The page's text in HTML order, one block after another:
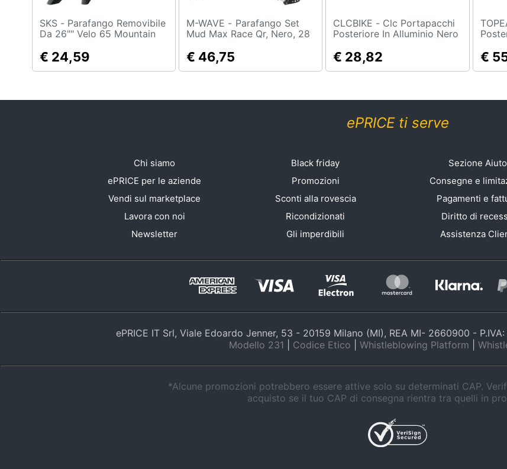
Libri, cd e dvd
Promozioni
SKS - Parafango Removibile
Da 26"" Velo 65 Mountain
€ 24,59
M-WAVE - Parafango Set
Mud Max Race Qr, Nero, 28
€ 46,75
CLCBIKE - Clc Portapacchi
Posteriore In Alluminio Nero
€ 28,82
TOPEAK -
€
ePRICE ti serve
Chi siamo
ePRICE per le aziende
Vendi sul marketplace
Lavora con noi
Newsletter
Black friday
Promozioni
Sconti alla rovescia
Ricondizionati
Gli imperdibili
Sezione Aiuto
Consegne e
Pagamenti e
Diritto di
Assistenza
ePRICE IT Srl, Viale Edoardo Jenner, 53 - 20159 Milano (MI), REA MI- 2660900 -
Modello 231
Codice Etico Whistleblowing Platform
*Alcune promozioni potrebbero essere attive solo su determinati CAP.
acquisto se il tuo CAP di consegna rientra tra quelli in